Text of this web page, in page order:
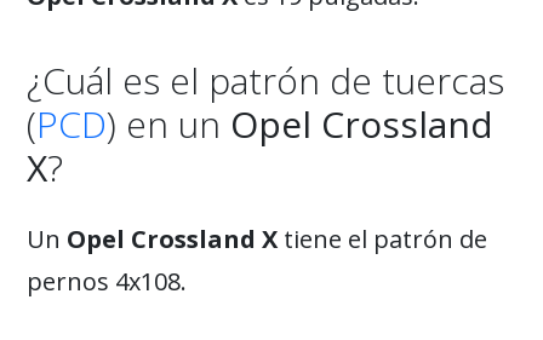
¿Cuál es el patrón de tuercas
(PCD) en un Opel Crossland
X?
Un Opel Crossland X tiene el patrón de
pernos 4x108.